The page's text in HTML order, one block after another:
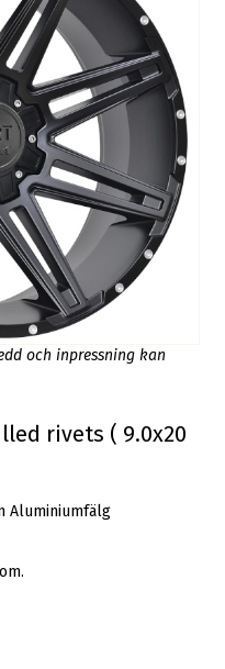
och inpressning kan
rivets ( 9.0x20
Aluminiumfälg